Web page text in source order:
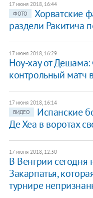
17 июня 2018, 16:44
ФОТО
Хорватские
раздели Ракитича
17 июня 2018, 16:29
Ноу-хау от
контрольный
17 июня 2018, 16:14
ВИДЕО
Испанские
Де Хеа в воротах
17 июня 2018, 12:30
В Венгрии сегодня
Закарпатья,
турнире